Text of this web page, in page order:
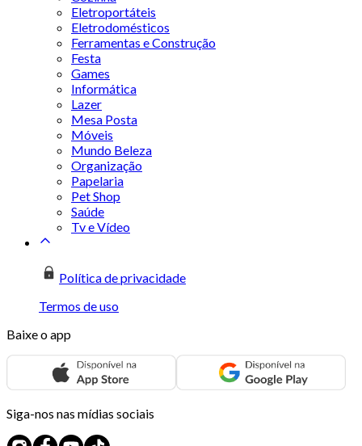
Eletroportáteis
Eletrodomésticos
Ferramentas e Construção
Festa
Games
Informática
Lazer
Mesa Posta
Móveis
Mundo Beleza
Organização
Papelaria
Pet Shop
Saúde
Tv e Vídeo
Política de privacidade
Termos de uso
Baixe o app
Siga-nos nas mídias sociais